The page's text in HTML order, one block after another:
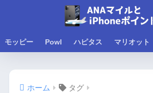
モッピー Powl ハピタス マリオット
ホーム タグ